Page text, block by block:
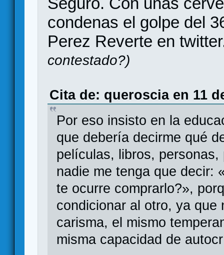
condenas el golpe del
Perez Reverte en
contestado?)
Cita de: queroscia en 11
Por eso insisto en la
que debería decirme qué
películas, libros,
nadie me tenga que decir:
te ocurre comprarlo?»,
condicionar al otro, ya que
carisma, el mismo
misma capacidad de